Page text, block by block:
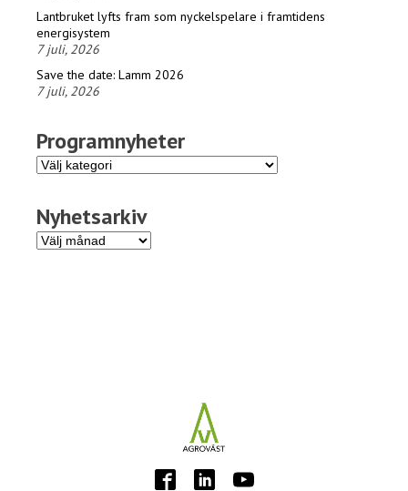
Lantbruket lyfts fram som nyckelspelare i framtidens
energisystem
7 juli, 2026
Save the date: Lamm 2026
7 juli, 2026
Programnyheter
Programnyheter
Nyhetsarkiv
Nyhetsarkiv